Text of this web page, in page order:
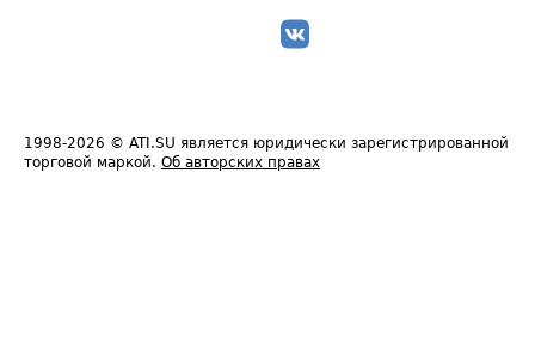
1998-2026 © ATI.SU является юридически зарегистрированной
торговой маркой. Об авторских правах